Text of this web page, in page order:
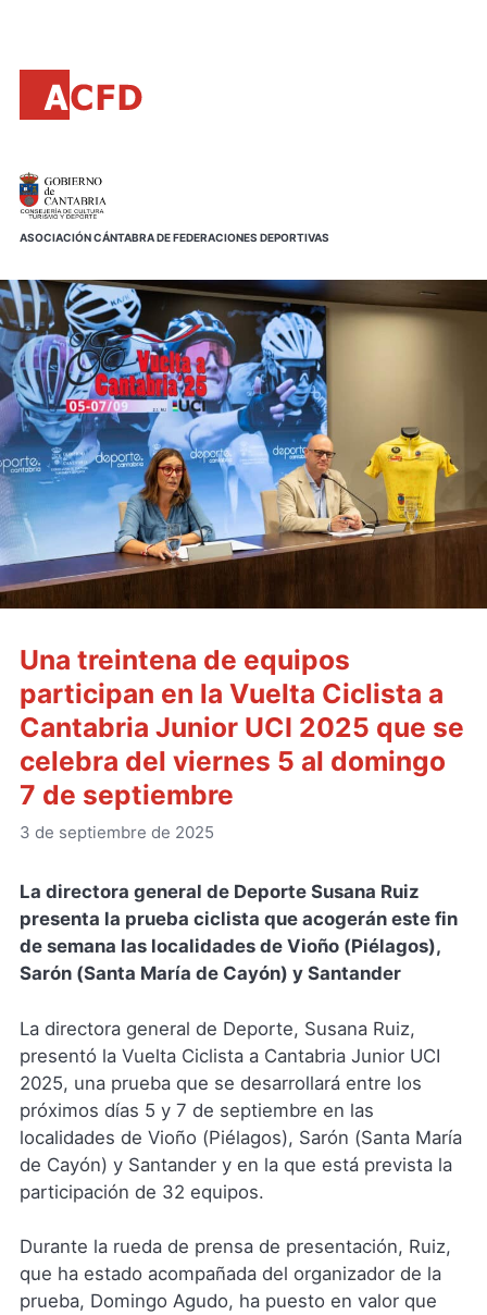
contenido
principal
ASOCIACIÓN CÁNTABRA DE FEDERACIONES DEPORTIVAS
Una treintena de equipos
participan en la Vuelta Ciclista a
Cantabria Junior UCI 2025 que se
celebra del viernes 5 al domingo
7 de septiembre
3 de septiembre de 2025
La directora general de Deporte Susana Ruiz
presenta la prueba ciclista que acogerán este fin
de semana las localidades de Vioño (Piélagos),
Sarón (Santa María de Cayón) y Santander
La directora general de Deporte, Susana Ruiz,
presentó la Vuelta Ciclista a Cantabria Junior UCI
2025, una prueba que se desarrollará entre los
próximos días 5 y 7 de septiembre en las
localidades de Vioño (Piélagos), Sarón (Santa María
de Cayón) y Santander y en la que está prevista la
participación de 32 equipos.
Durante la rueda de prensa de presentación, Ruiz,
que ha estado acompañada del organizador de la
prueba, Domingo Agudo, ha puesto en valor que